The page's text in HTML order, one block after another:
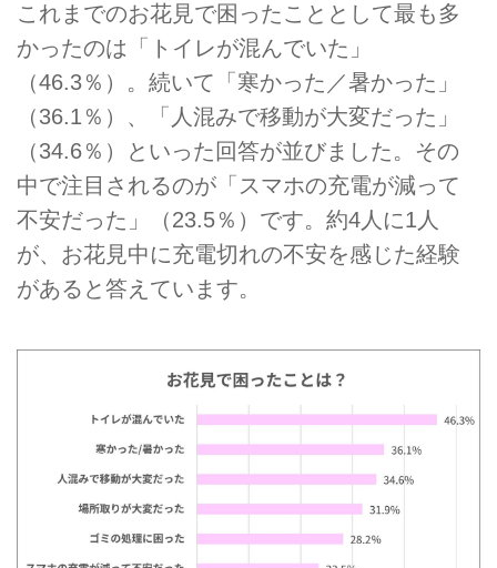
これまでのお花見で困ったこととして最も多
かったのは「トイレが混んでいた」
（46.3％）。続いて「寒かった／暑かった」
（36.1％）、「人混みで移動が大変だった」
（34.6％）といった回答が並びました。その
中で注目されるのが「スマホの充電が減って
不安だった」（23.5％）です。約4人に1人
が、お花見中に充電切れの不安を感じた経験
があると答えています。